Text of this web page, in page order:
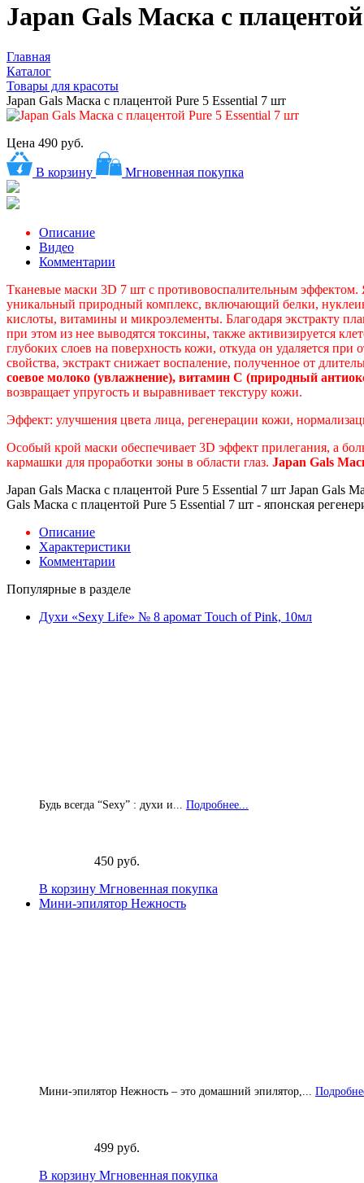
Japan Gals Маска с
Главная
Каталог
Товары для красоты
Japan Gals Маска с плацентой Pure 5 Essential 7 шт
Цена 490 руб.
В корзину Мгновенная покупка
Описание
Видео
Комментарии
Тканевые маски 3D 7 шт с противовоспалительным эффектом.
уникальный природный комплекс, включающий белки,
кислоты, витамины и микроэлементы. Благодаря экстракту
при этом из нее выводятся токсины, также активизируется
глубоких слоев на поверхность кожи, откуда он удаляется
свойства, экстракт снижает воспаление, полученное от
соевое молоко (увлажнение), витамин С (природный
возвращает упругость и выравнивает текстуру кожи.
Эффект: улучшения цвета лица, регенерации кожи,
Особый крой маски обеспечивает 3D эффект прилегания, а
кармашки для проработки зоны в области глаз. Japan Gals
Japan Gals Маска с плацентой Pure 5 Essential 7 шт Japan Gals
Gals Маска с плацентой Pure 5 Essential 7 шт - японская
Описание
Характеристики
Комментарии
Популярные в разделе
Духи «Sexy Life» № 8 аромат Touch of Pink, 10мл
Будь всегда “Sexy” : духи и... Подробнее...
450 руб.
В корзину Мгновенная покупка
Мини-эпилятор Нежность
Мини-эпилятор Нежность – это домашний эпилятор,...
499 руб.
В корзину Мгновенная покупка